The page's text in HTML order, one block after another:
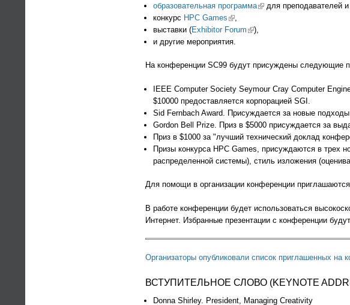
образовательная программа(link is external)
для преподавателей
конкурс HPC Games (link is external)
выставки (Exhibitor Forum (link is external)
),
и другие мероприятия.
На конференции SC99 будут присуждены следующие
IEEE Computer Society Seymour Cray Computer
$10000 предоставляется корпорацией SGI.
Sid Fernbach Award. Присуждается за новые
Gordon Bell Prize. Приз в $5000 присуждается за
Приз в $1000 за "лучший технический доклад
Призы конкурса HPC Games, присуждаются в трех
распределенной системы), стиль изложения
Для помощи в организации конференции приглашаются
В работе конференции будет использоваться
Интернет. Избранные презентации с конференции будут
Организаторы опубликовали список приглашенных на
ВСТУПИТЕЛЬНОЕ СЛОВО (KEYNOTE
Donna Shirley. President, Managing Creativity